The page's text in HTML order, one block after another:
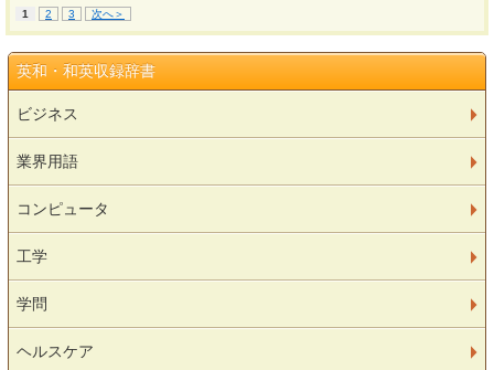
1 2 3 次へ＞
英和・和英収録辞書
ビジネス
業界用語
コンピュータ
工学
学問
ヘルスケア